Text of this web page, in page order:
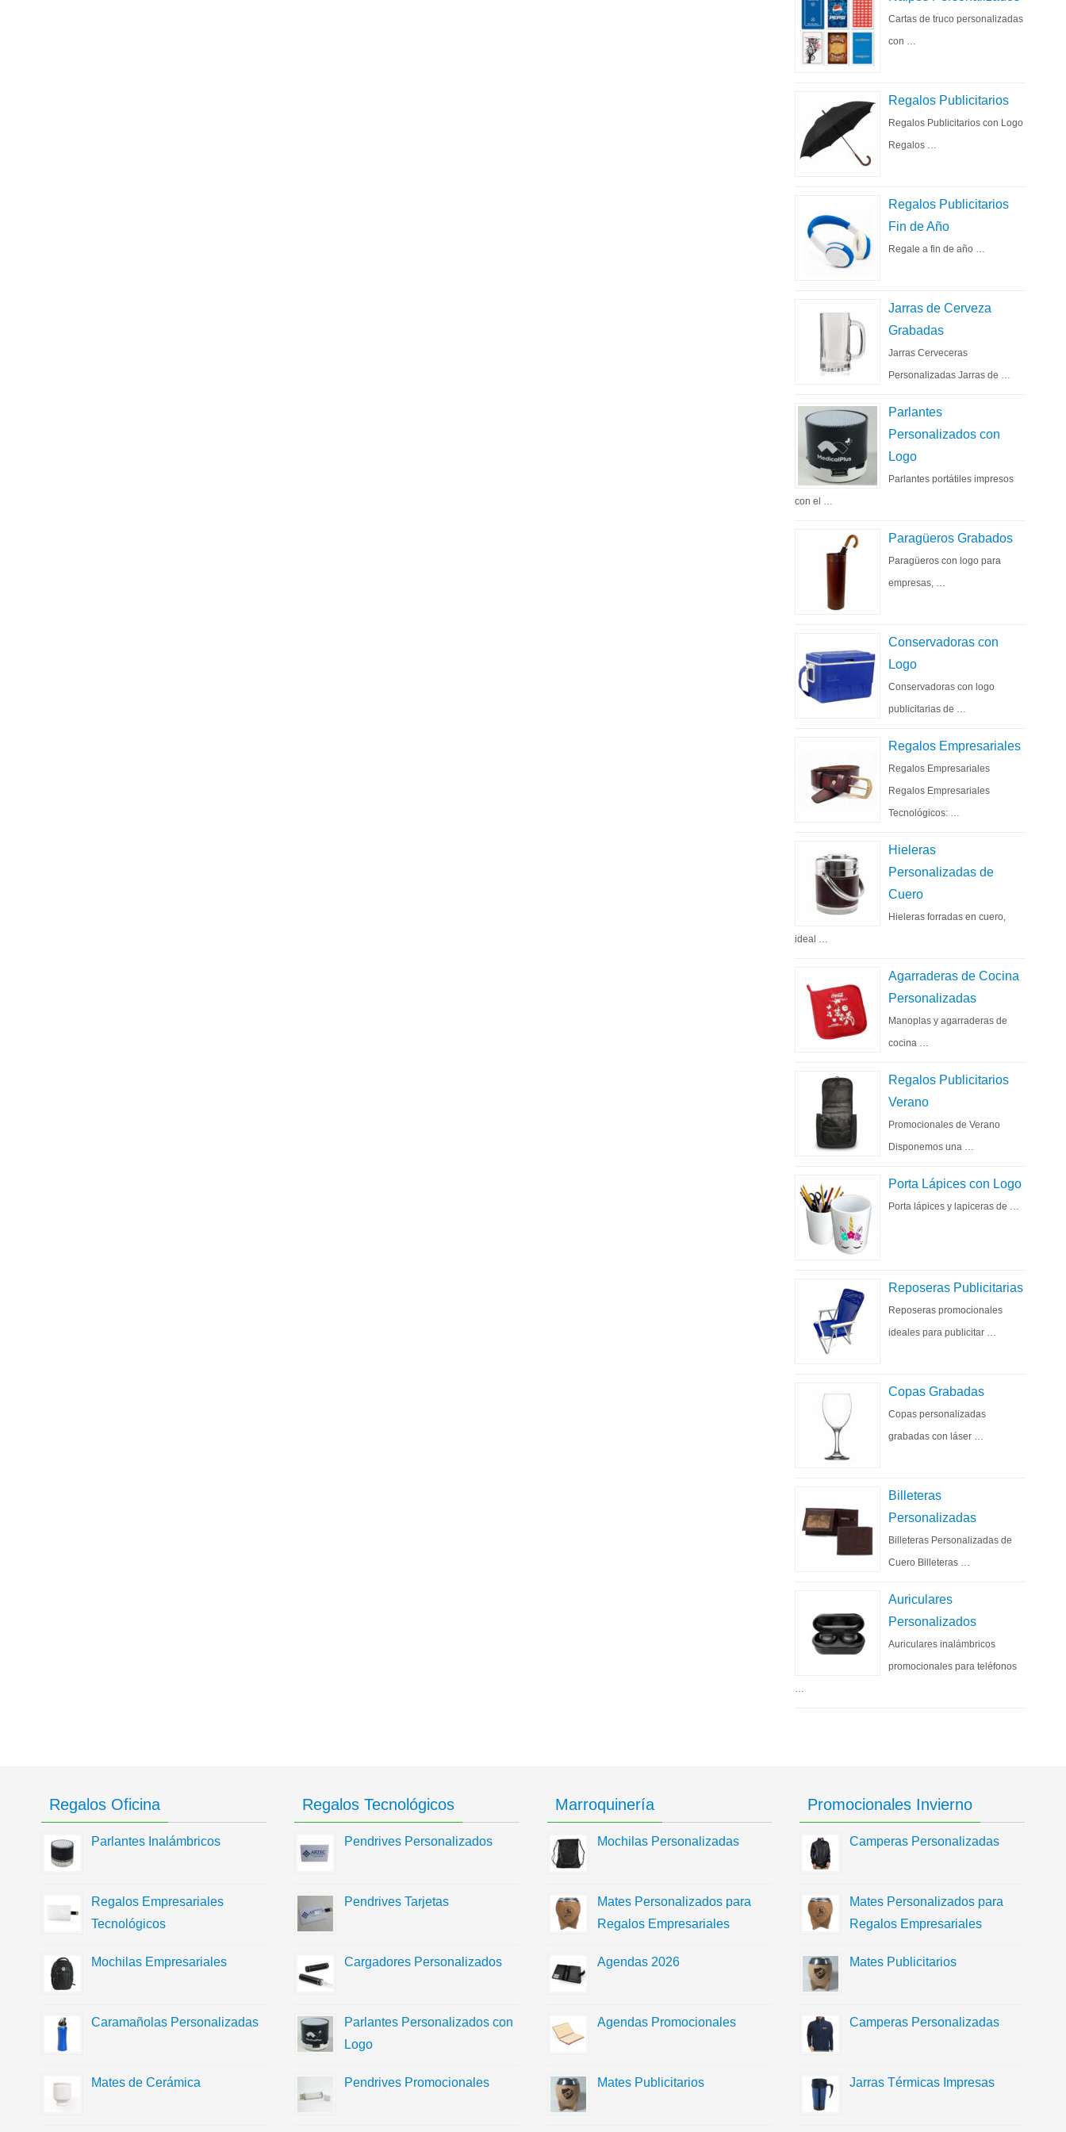
Cartas de truco personalizadas
con …
Regalos Publicitarios
Regalos Publicitarios con Logo
Regalos …
Regalos Publicitarios
Fin de Año
Regale a fin de año …
Jarras de Cerveza
Grabadas
Jarras Cerveceras
Personalizadas Jarras de …
Parlantes
Personalizados con
Logo
Parlantes portátiles impresos
con el …
Paragüeros Grabados
Paragüeros con logo para
empresas, …
Conservadoras con
Logo
Conservadoras con logo
publicitarias de …
Regalos Empresariales
Regalos Empresariales
Regalos Empresariales
Tecnológicos: …
Hieleras
Personalizadas de
Cuero
Hieleras forradas en cuero,
ideal …
Agarraderas de Cocina
Personalizadas
Manoplas y agarraderas de
cocina …
Regalos Publicitarios
Verano
Promocionales de Verano
Disponemos una …
Porta Lápices con Logo
Porta lápices y lapiceras de …
Reposeras Publicitarias
Reposeras promocionales
ideales para publicitar …
Copas Grabadas
Copas personalizadas
grabadas con láser …
Billeteras
Personalizadas
Billeteras Personalizadas de
Cuero Billeteras …
Auriculares
Personalizados
Auriculares inalámbricos
promocionales para teléfonos
…
Regalos Oficina
Parlantes Inalámbricos
Regalos Empresariales
Tecnológicos
Mochilas Empresariales
Caramañolas Personalizadas
Mates de Cerámica
Regalos Tecnológicos
Pendrives Personalizados
Pendrives Tarjetas
Cargadores Personalizados
Parlantes Personalizados con
Logo
Pendrives Promocionales
Marroquinería
Mochilas Personalizadas
Mates Personalizados para
Regalos Empresariales
Agendas 2026
Agendas Promocionales
Mates Publicitarios
Promocionales Invierno
Camperas Personalizadas
Mates Personalizados para
Regalos Empresariales
Mates Publicitarios
Camperas Personalizadas
Jarras Térmicas Impresas